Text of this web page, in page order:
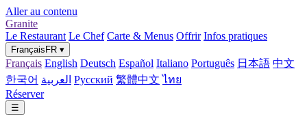
Aller au contenu
Granite
Le Restaurant Le Chef Carte & Menus Offrir Infos pratiques
Français FR ▾
Français English Deutsch Español Italiano Português 日本語 中文
한국어 العربية Русский 繁體中文 ไทย
Réserver
☰